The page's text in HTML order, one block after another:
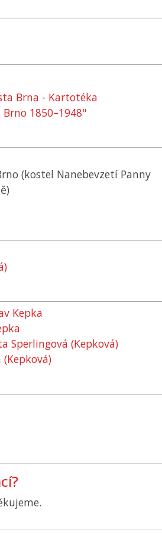
Brna - Kartotéka
1850–1948"
(kostel Nanebevzetí Panny
Kepka
Sperlingová (Kepková)
(Kepková)